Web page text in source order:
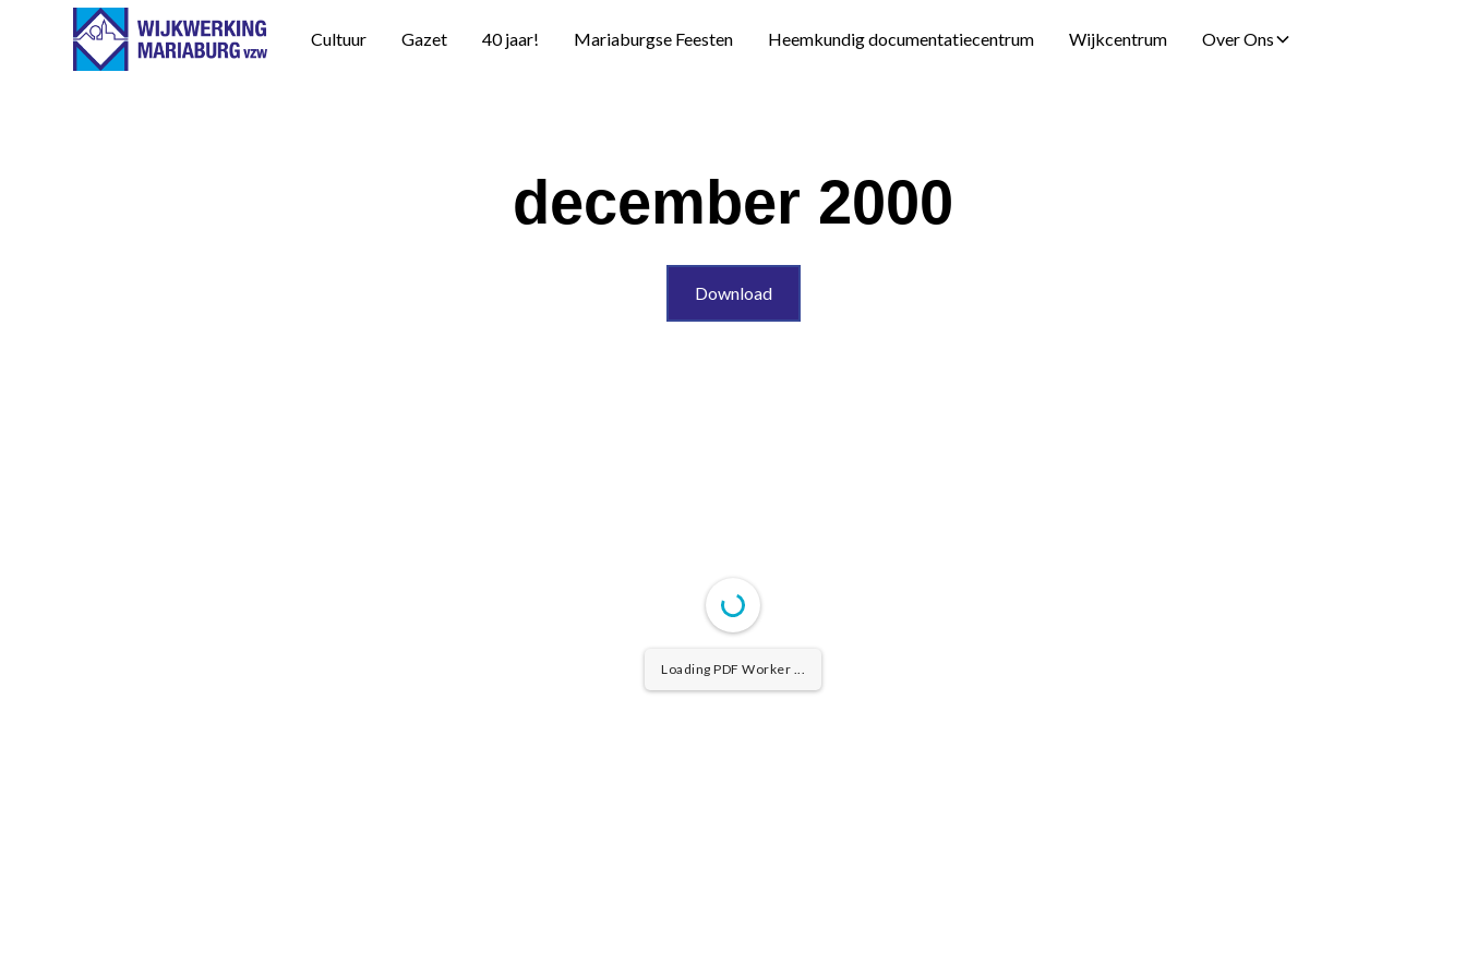
Cultuur Gazet 40 jaar! Mariaburgse Feesten Heemkundig documentatiecentrum Wijkcentrum Over Ons
december 2000
Download
Loading PDF Worker ...